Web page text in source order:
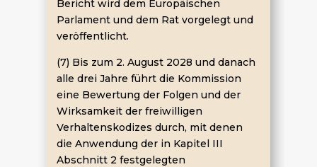
Bericht wird dem Europäischen
Parlament und dem Rat vorgelegt und
veröffentlicht.
(7) Bis zum 2. August 2028 und danach
alle drei Jahre führt die Kommission
eine Bewertung der Folgen und der
Wirksamkeit der freiwilligen
Verhaltenskodizes durch, mit denen
die Anwendung der in Kapitel III
Abschnitt 2 festgelegten